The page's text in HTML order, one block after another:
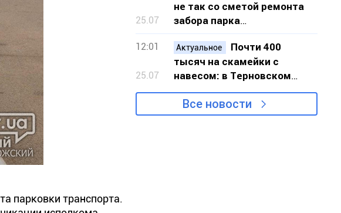
парковки транспорта.
25.07
не так со сметой ремонта
забора парка
«Шахтёрский» в Кривом
Роге
12:01
25.07
Актуальное
Почти 400
тысяч на скамейки с
навесом: в Терновском
районе Кривого Рога
закупят 20 новых скамеек
Все новости